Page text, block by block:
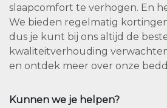
slaapcomfort te verhogen. En
We bieden regelmatig
dus je kunt bij ons altijd de
kwaliteitverhouding
en ontdek meer over onze
Kunnen we je helpen?